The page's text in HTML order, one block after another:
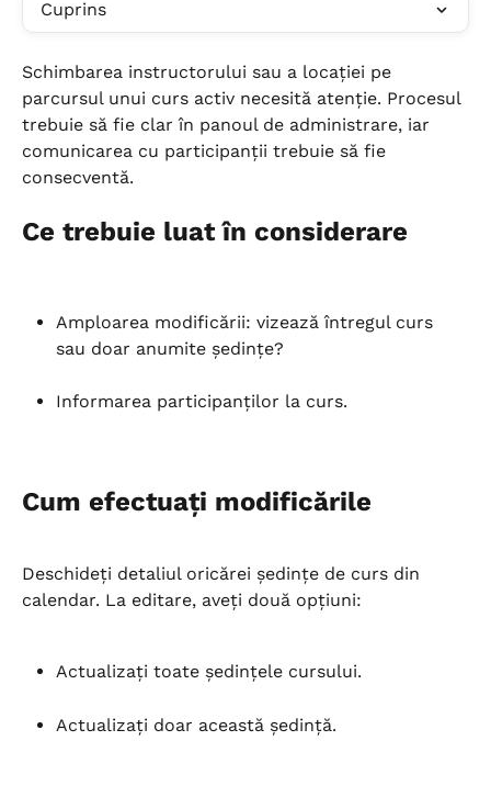
Cuprins
Schimbarea instructorului sau a locației pe
parcursul unui curs activ necesită atenție. Procesul
trebuie să fie clar în panoul de administrare, iar
comunicarea cu participanții trebuie să fie
consecventă.
Ce trebuie luat în considerare
Amploarea modificării: vizează întregul curs
sau doar anumite ședințe?
Informarea participanților la curs.
Cum efectuați modificările
Deschideți detaliul oricărei ședințe de curs din
calendar. La editare, aveți două opțiuni:
Actualizați toate ședințele cursului.
Actualizați doar această ședință.